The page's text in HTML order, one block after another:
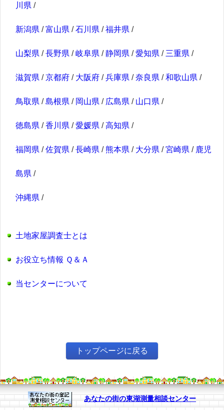
川県 /
新潟県 /富山県 /石川県 /福井県 /
山梨県 /長野県 /岐阜県 /静岡県 /愛知県 / 三重県 /
滋賀県 /京都府 / 大阪府 /兵庫県 /奈良県 /和歌山県 /
鳥取県 /島根県 / 岡山県 / 広島県 / 山口県 /
徳島県 /香川県 /愛媛県 /高知県 /
福岡県 /佐賀県 /長崎県 /熊本県 / 大分県 /宮崎県 / 鹿児
島県 /
沖縄県 /
土地家屋調査士とは
お役立ち情報 Ｑ＆Ａ
当センターについて
トップページに戻る
あなたの街の東湖測量相談センター